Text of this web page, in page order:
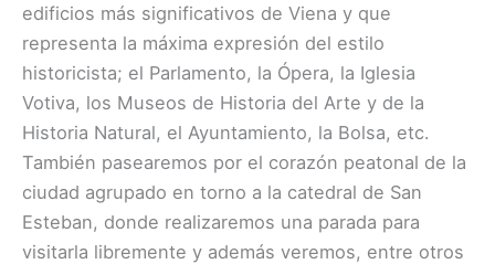
edificios más significativos de Viena y que
representa la máxima expresión del estilo
historicista; el Parlamento, la Ópera, la Iglesia
Votiva, los Museos de Historia del Arte y de la
Historia Natural, el Ayuntamiento, la Bolsa, etc.
También pasearemos por el corazón peatonal de la
ciudad agrupado en torno a la catedral de San
Esteban, donde realizaremos una parada para
visitarla libremente y además veremos, entre otros